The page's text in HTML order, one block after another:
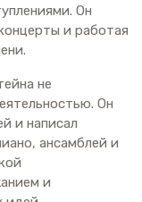
Он
и работая
не
Он
и написал
ансамблей и
и